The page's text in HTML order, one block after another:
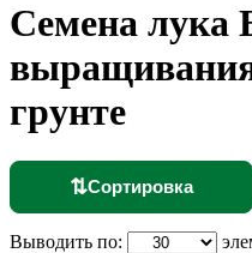
Семена лука
грунте
⇅Сортировка
Выводить по: